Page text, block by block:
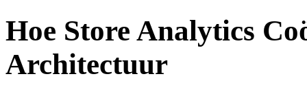
Hoe Store Analytics
Architectuur